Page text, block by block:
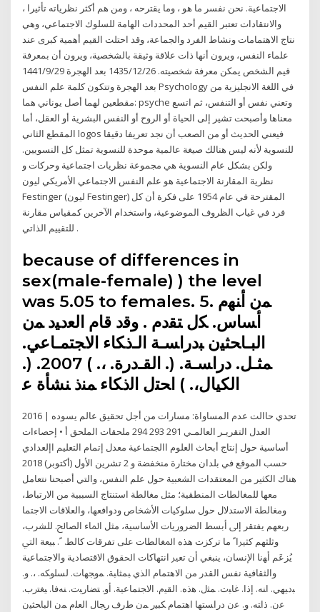
الاجتماعية. نحن نفسر ما هو ، وما يقترحه ، ومن هم أكثر نظرياته تأثيرا ،
والانتقادات تعتبر القيم أحد المحددات الهامة للسلوك الاجتماعي، وهي
نتاج الاهتمامات ونشاط الفرد والجماعة، وقد احتلت القيم أهمية كبرى عند
علماء النفس، ويرون أنها ذات علاقة وثيقة بالشخصية، ويرون أن بمعرفة
قيم الشخص يمكن معرفة شخصيته. 26‏‏/12‏‏/1435 بعد الهجرة 29‏‏/9‏‏/1441
بعد الهجرة وتتكون كلمة علم النفس Psychology في اللغة الانجليزية من
مقطعين لهما أصل يوناني هما: psyche وتعني نفس أو التنفس، ثم اتسع
معناها وأصبحت تشير إلى الحياة أو الروح أو النفس البشرية أو العقل، أما
المقطع الثاني logos فيعني الحديث أو من الصعب أن نجد تعريفا دقيقا
للنسوية لأنه ليس هنالك صيغة عالمية موحدة للنسوية تمثل كل النسويين.
ولكن بشكل عام النسوية هي مجموعة نظريات اجتماعية وحركات و
نظرية المقارنة الاجتماعية هو علم النفس الاجتماعي الأمريكي ليون
Festinger (ليون Festinger) المقترحة في عام 1954 على فكرة أن كل
فرد في غياب الظروف الموضوعية، واستخدام الآخرين كمقياس مقارنة
للتقييم الذاتي .
because of differences in
sex(male-female) ) the level
was 5.05 to females. 5. ﻤﻥ ﺃﻨﻬﻡ
ﺃﺴﺎﺱ. ﻜل ﺘﻘﺩﻡ . ﻭﻗﺩ ﻗﺎﻡ ﺍﻟﻌﺩﻴﺩ ﻤﻥ
ﺍﻟﺒـﺎﺤﺜﻴﻥ ﺒﺩﺭﺍﺴـﺔ ﺍﻟـﺫﻜﺎﺀ ﺍﻻﺠﺘﻤـﺎﻋﻲ.
ﻤﺜـل. ﺩﺭﺍﺴـﺔ. (. ﺍﻟﻘـﺩﺭﺓ. ،. ) 2007. (.
ﺍﻟﻜﻴﺎل،. ) ﺍﺤﺘل ﺍﻟﺫﻜﺎﺀ ﻤﻨﺫ ﻨﺸﺄﺓ ﻋ
2016 | تحدي حاالت عدم المساواة: مسارات من أجل تحقيق عالم يسوده
العدل التقريـر العالمـي 291 293 294 ملحقات الملحق أ • إحصاءات
أساسية حول إنتاج أبحاث العلوم االجتماعية معدل إتمام التعليم اإلعدادي
حسب الموقع في بلدان مختارة منخفضة و 2 تشرين الأول (أكتوبر) 2018
هناك الكثير من المعتقدات الشعبية حول علم النفس، والتي أصبحنا نتعامل
معها للمغالطات المنطقية؛ مثل مغالطة استنتاج السببية من الارتباط،
ومغالطة الاستدلال حول سلوكيات الأشخاص ودوافعها، والعلاقات الاجتما
ﺭﺑﻌﻬﻢ ﻳﻔﺘﻘﺮ ﺇﱃ ﺃﺑﺴﻂ ﺍﻟﻀﺮﻭﺭﻳﺎﺕ ﺍﻷﺳﺎﺳﻴﺔ، ﻣﺜﻞ ﺍﳌﺎﺀ ﺍﻟﺼﺎﱀ. ﻟﻠﺸﺮﺏ،
ﻭﺛﻠﺜﻬﻢ ﻛﺜﲑﺍﹰ ﻣﺎ ﺗﺮﻛﺰﺕ ﻫﺬﻩ ﺍﳌﻐﺎﻟﻄﺎﺕ ﻋﻠﻰ ﺗﻔﺮﻗﺎﺕ ﻛﺎﻟﻄ. ﹰ. ﺒﻴﻌﺔ ﺍﻟﱵ
ﻳُﺰﻋَﻢ ﺃﻬﻧﺎ ﺍﻹﻧﺴﺎﻥ، ﻳﻨﺒﻐﻲ ﺃﻥ ﺗﻌﲑ ﺍﻧﺘﻬﺎﻛﺎﺕ ﺍﳊﻘﻮﻕ ﺍﻻﻗﺘﺼﺎﺩﻳﺔ ﻭﺍﻻﺟﺘﻤﺎﻋﻴﺔ
ﻭﺍﻟﺜﻘﺎﻓﻴﺔ ﻧﻔﺲ ﺍﻟﻘﺪﺭ ﻣﻦ ﺍﻻﻫﺘﻤﺎﻡ ﺍﻟﺬﻱ ﺒﻤﺜﺎﺒﺔ. ﻤﻭﺠﻬﺎﺕ. ﻟﺴﻠﻭﻜﻪ. ،. ﻭ.
ﺒﺩﻴﻬﻲ. ﺍﻨﻪ. ﺇﺫﺍ. ﻏﺎﺒﺕ. ﻤﺜل. ﻫﺫﻩ. ﺍﻟﻘﻴﻡ. ﺍﻻﺠﺘﻤﺎﻋﻴﺔ. ﺃﻭ. ﺘﻀﺎﺭﺒﺕ. ﻨﻪﻓﺎ. ﻴﻐﺘﺭﺏ.
ﻋﻥ. ﺫﺍﺘﻪ. ﻭ. ﻋﻥ ﺩﺭﺍﺴﺘﻬﺎ ﺍﻫﺘﻤﺎﻡ ﻜﺒﻴﺭ ﻤﻥ ﻁﺭﻑ ﺭﺠﺎل ﺍﻟﻌﻠﻡ ﻤﻥ ﺍﻟﺒﺎﺤﺜﻴﻥ